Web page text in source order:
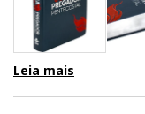
Leia mais